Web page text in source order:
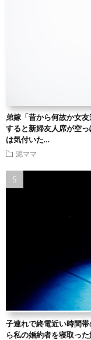
弟嫁「昔から何故か女
すると新婦友人席が空
は気付いた…
泥ママ
子連れで終電近い時間
ら私の婚約者を寝取っ